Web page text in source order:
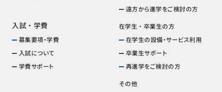
入試・学費
募集要項・学費
入試について
学費サポート
遠方から進学をご検討の方
在学生・卒業生の方
在学生の設備・サービス利用
卒業生サポート
再進学をご検討の方
その他